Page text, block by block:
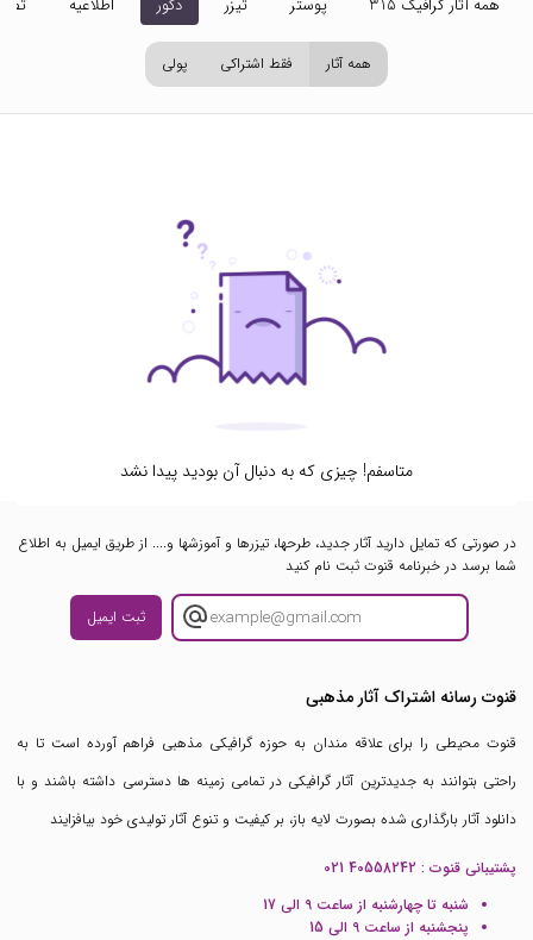
همه آثار گرافیک 315 پوستر تیزر دکور اطلاعیه
همه آثار فقط اشتراکی پولی
متاسفم! چیزی که به دنبال آن بودید پیدا نشد
در صورتی که تمایل دارید آثار جدید، طرحها، تیزرها و آموزشها و.... از طریق ایمیل به اطلاع
شما برسد در خبرنامه قنوت ثبت نام کنید
ثبت ایمیل
قنوت رسانه اشتراک آثار مذهبی
قنوت محیطی را برای علاقه مندان به حوزه گرافیکی مذهبی فراهم آورده است تا به
راحتی بتوانند به جدیدترین آثار گرافیکی در تمامی زمینه ها دسترسی داشته باشند و با
دانلود آثار بارگذاری شده بصورت لایه باز، بر کیفیت و تنوع آثار تولیدی خود بیافزایند
پشتیبانی قنوت : 021 40558242
شنبه تا چهارشنبه از ساعت 9 الی 17
پنجشنبه از ساعت 9 الی 15